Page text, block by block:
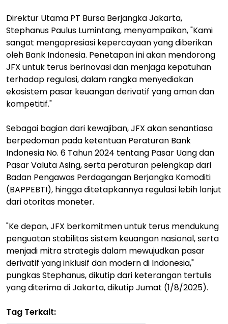
Direktur Utama PT Bursa Berjangka Jakarta,
Stephanus Paulus Lumintang, menyampaikan, "Kami
sangat mengapresiasi kepercayaan yang diberikan
oleh Bank Indonesia. Penetapan ini akan mendorong
JFX untuk terus berinovasi dan menjaga kepatuhan
terhadap regulasi, dalam rangka menyediakan
ekosistem pasar keuangan derivatif yang aman dan
kompetitif."
Sebagai bagian dari kewajiban, JFX akan senantiasa
berpedoman pada ketentuan Peraturan Bank
Indonesia No. 6 Tahun 2024 tentang Pasar Uang dan
Pasar Valuta Asing, serta peraturan pelengkap dari
Badan Pengawas Perdagangan Berjangka Komoditi
(BAPPEBTI), hingga ditetapkannya regulasi lebih lanjut
dari otoritas moneter.
"Ke depan, JFX berkomitmen untuk terus mendukung
penguatan stabilitas sistem keuangan nasional, serta
menjadi mitra strategis dalam mewujudkan pasar
derivatif yang inklusif dan modern di Indonesia,"
pungkas Stephanus, dikutip dari keterangan tertulis
yang diterima di Jakarta, dikutip Jumat (1/8/2025).
Tag Terkait: